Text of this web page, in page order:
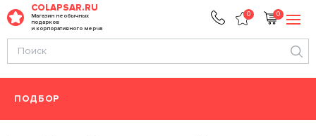
COLAPSAR.RU
Магазин необычных
подарков
и корпоративного мерча
0 0
ПОДБОР